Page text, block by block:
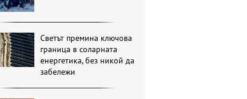
Светът премина ключова
граница в соларната
енергетика, без никой да
забележи